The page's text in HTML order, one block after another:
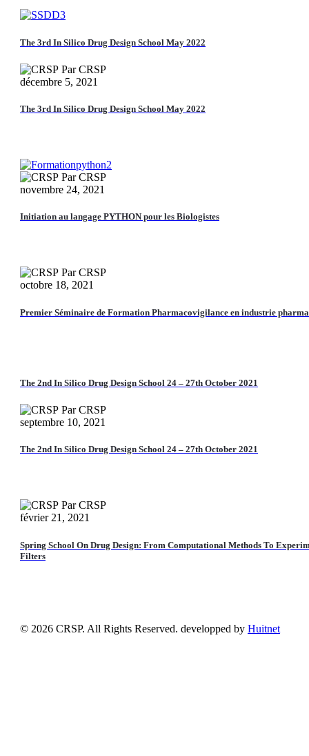
OMICS
The 3rd In Silico Drug Design School May 2022
Par CRSP
décembre 5, 2021
The 3rd In Silico Drug Design School May 2022
Initiation
langage
PYTHON
Par CRSP
novembre 24, 2021
Initiation au langage PYTHON pour les Biologistes
Premier
de
Formation
Par CRSP
octobre 18, 2021
Premier Séminaire de Formation Pharmacovigilance en industrie
The 2nd In Silico Drug Design School 24 – 27th October 2021
Par CRSP
septembre 10, 2021
The 2nd In Silico Drug Design School 24 – 27th October 2021
Spring
On
Drug
Design:
Filters
Par CRSP
février 21, 2021
Spring School On Drug Design: From Computational Methods To
Filters
© 2026 CRSP. All Rights Reserved. developped by Huitnet